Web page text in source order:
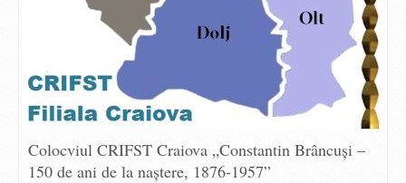
Colocviul CRIFST Craiova „Constantin Brâncuși –
150 de ani de la naștere, 1876-1957”